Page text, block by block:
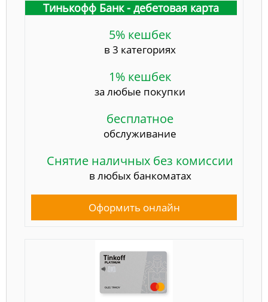
Тинькофф Банк - дебетовая карта
5% кешбек
в 3 категориях
1% кешбек
за любые покупки
бесплатное
обслуживание
Снятие наличных без комиссии
в любых банкоматах
Оформить онлайн